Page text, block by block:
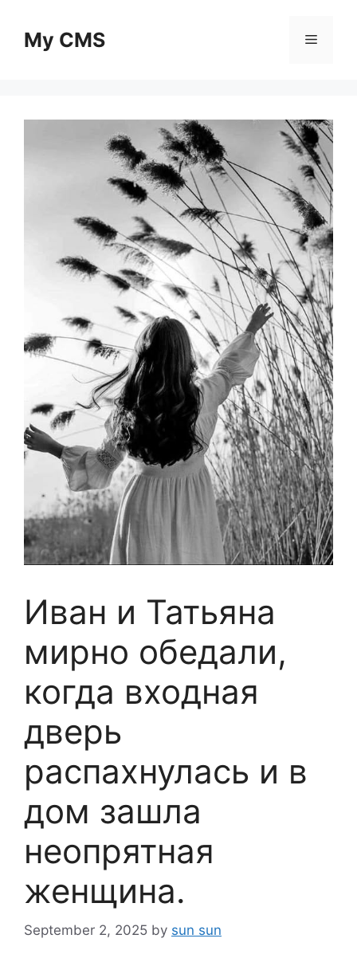
contentMy CMS Menu
Иван и Татьяна
мирно обедали,
когда входная
дверь
распахнулась и в
дом зашла
неопрятная
женщина.
September 2, 2025 by sun sun